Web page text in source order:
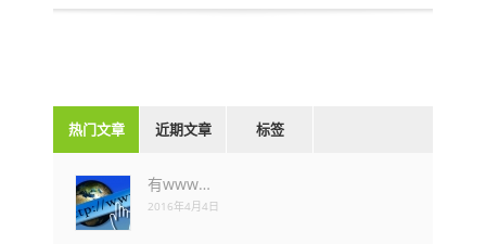
热门文章 近期文章 标签
有www…
2016年4月4日